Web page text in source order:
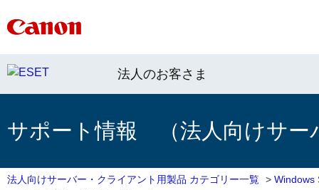
法人のお客さま
サポート情報 （法人向けサー
法人向けサーバー・クライアント用製品 カテゴリー一覧 > Windows